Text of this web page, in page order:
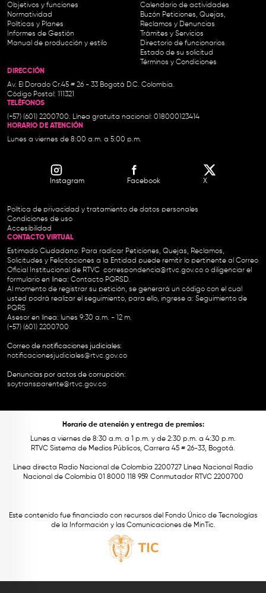
Objetivos y funciones
Normatividad
Políticas y Planes
Informes de Gestión
Manual de producción y estilo
Calendario de actividades
Buzón Peticiones, Quejas,
Reclamos y Denuncias
Trámites y Servicios
Directorio de funcionarios
Estado de su solicitud
Términos y Condiciones
DIRECCIÓN
Av. El Dorado Cr.45 # 26 - 33 Bogotá D.C. Colombia.
Código Postal: 111321
TELÉFONOS
(+57) (601) 2200700. Línea gratuita nacional: 018000123414
HORARIO DE ATENCIÓN
Lunes a viernes de 8:00 a.m. a 5:00 p.m.
Instagram Facebook X
Política de privacidad y tratamiento de datos personales
Condiciones de uso
Accesibilidad
CONTACTO VIRTUAL
Estimado Ciudadano: Para radicar Peticiones, Quejas, Reclamos,
Solicitudes y Felicitaciones a la Entidad puede remitir lo pertinente al Correo
Oficial Institucional de RTVC correspondencia@rtvc.gov.co o diligenciar el
formulario en línea: Contacto PQRSD.
Al momento de registrar su petición, se generará un código con el cual
usted podrá realizar el seguimiento, para ello, ingrese a: Seguimiento de
PQRS
Asesor en línea: lunes 9:30 a.m. - 12 m.
(+57) (601) 2200700
Correo de notificaciones judiciales:
notificacionesjudiciales@rtvc.gov.co
Denuncias por actos de corrupción:
soytransparente@rtvc.gov.co
Horario de atención y entrega de premios:
Lunes a viernes de 8:30 a.m. a 1 p.m. y de 2:30 p.m. a 4:30 p.m.
RTVC Sistema de Medios Públicos, Carrera 45 # 26-33, Bogotá.
Línea directa Radio Nacional de Colombia 2200727 Línea Nacional Radio
Nacional de Colombia 01 8000 118 959. Conmutador RTVC 2200700
Este contenido fue financiado con recursos del Fondo Único de Tecnologías
de la Información y las Comunicaciones de MinTic.